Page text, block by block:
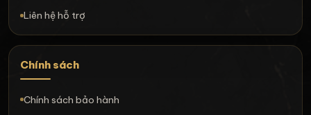
Liên hệ hỗ trợ
Chính sách
Chính sách bảo hành